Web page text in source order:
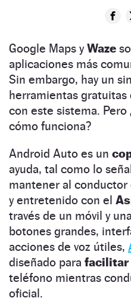
Google Maps yWaze
aplicaciones más
Sin embargo, hay un
herramientas
con este sistema.
cómo funciona?
Android Auto es un
ayuda, tal como lo
mantener al
y entretenido con el
través de un móvil y
botones grandes,
acciones de voz útiles,
diseñado para facilitar
teléfono mientras
oficial.